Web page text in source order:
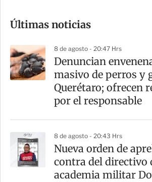
m
a
r
t
Últimas noticias
8 de agosto - 20:47 Hrs
Denuncian
masivo de perros y
Querétaro; ofrecen
por el responsable
8 de agosto - 20:43 Hrs
Nueva orden de
contra del directivo
academia militar